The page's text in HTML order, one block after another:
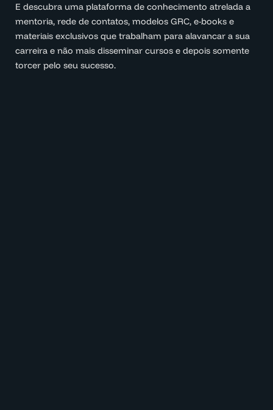
E descubra uma plataforma de conhecimento atrelada a
mentoria, rede de contatos, modelos GRC, e-books e
materiais exclusivos que trabalham para alavancar a sua
carreira e não mais disseminar cursos e depois somente
torcer pelo seu sucesso.